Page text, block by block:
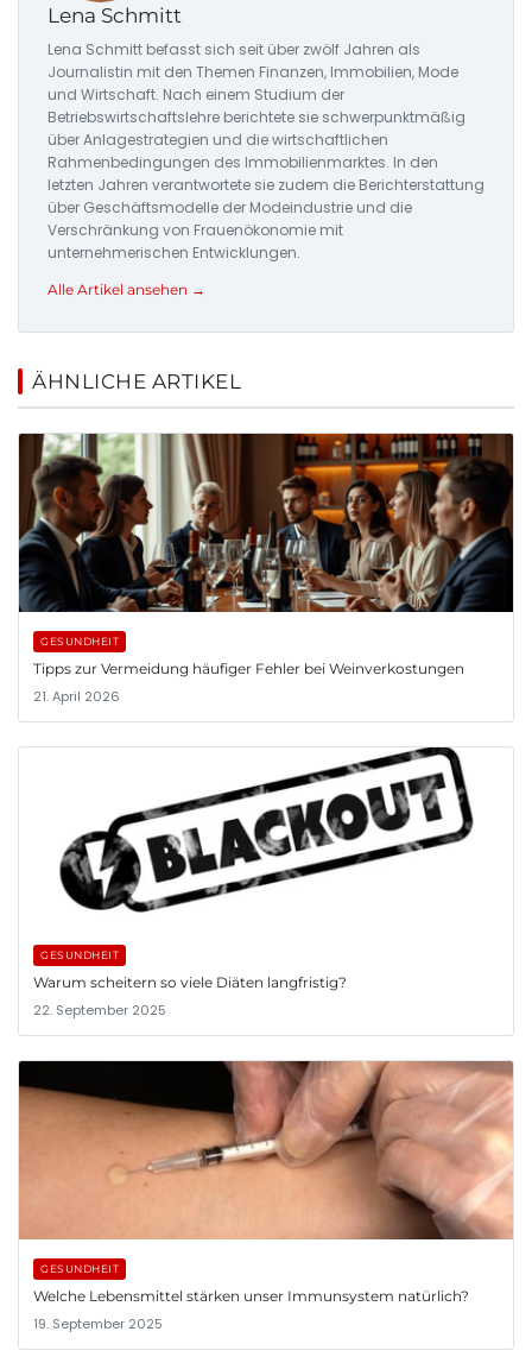
Lena Schmitt
Lena Schmitt befasst sich seit über zwölf Jahren als
Journalistin mit den Themen Finanzen, Immobilien, Mode
und Wirtschaft. Nach einem Studium der
Betriebswirtschaftslehre berichtete sie schwerpunktmäßig
über Anlagestrategien und die wirtschaftlichen
Rahmenbedingungen des Immobilienmarktes. In den
letzten Jahren verantwortete sie zudem die Berichterstattung
über Geschäftsmodelle der Modeindustrie und die
Verschränkung von Frauenökonomie mit
unternehmerischen Entwicklungen.
Alle Artikel ansehen →
ÄHNLICHE ARTIKEL
GESUNDHEIT
Tipps zur Vermeidung häufiger Fehler bei Weinverkostungen
21. April 2026
GESUNDHEIT
Warum scheitern so viele Diäten langfristig?
22. September 2025
GESUNDHEIT
Welche Lebensmittel stärken unser Immunsystem natürlich?
19. September 2025